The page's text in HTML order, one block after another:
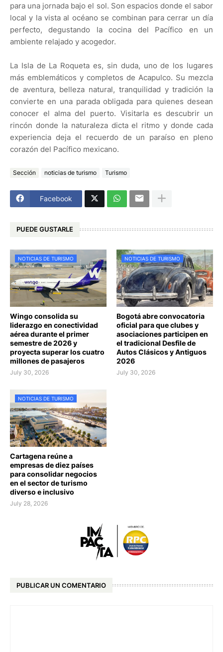
para una jornada bajo el sol. Son espacios donde el sabor
local y la vista al océano se combinan para cerrar un día
perfecto, degustando la cocina del Pacífico en un
ambiente relajado y acogedor.
La Isla de La Roqueta es, sin duda, uno de los lugares
más emblemáticos y completos de Acapulco. Su mezcla
de aventura, belleza natural, tranquilidad y tradición la
convierte en una parada obligada para quienes desean
conocer el alma del puerto. Visitarla es descubrir un
rincón donde la naturaleza dicta el ritmo y donde cada
experiencia deja el recuerdo de un paraíso en pleno
corazón del Pacífico mexicano.
Sección noticias de turismo Turismo
Facebook
PUEDE GUSTARLE
NOTICIAS DE TURISMO
Wingo consolida su
liderazgo en conectividad
aérea durante el primer
semestre de 2026 y
proyecta superar los cuatro
millones de pasajeros
July 30, 2026
NOTICIAS DE TURISMO
Bogotá abre convocatoria
oficial para que clubes y
asociaciones participen en
el tradicional Desfile de
Autos Clásicos y Antiguos
2026
July 30, 2026
NOTICIAS DE TURISMO
Cartagena reúne a
empresas de diez países
para consolidar negocios
en el sector de turismo
diverso e inclusivo
July 28, 2026
PUBLICAR UN COMENTARIO